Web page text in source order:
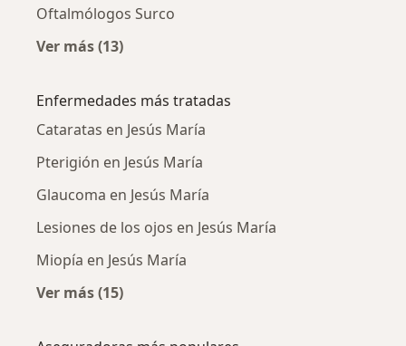
Oftalmólogos Surco
Ver más (13)
Enfermedades más tratadas
Cataratas en Jesús María
Pterigión en Jesús María
Glaucoma en Jesús María
Lesiones de los ojos en Jesús María
Miopía en Jesús María
Ver más (15)